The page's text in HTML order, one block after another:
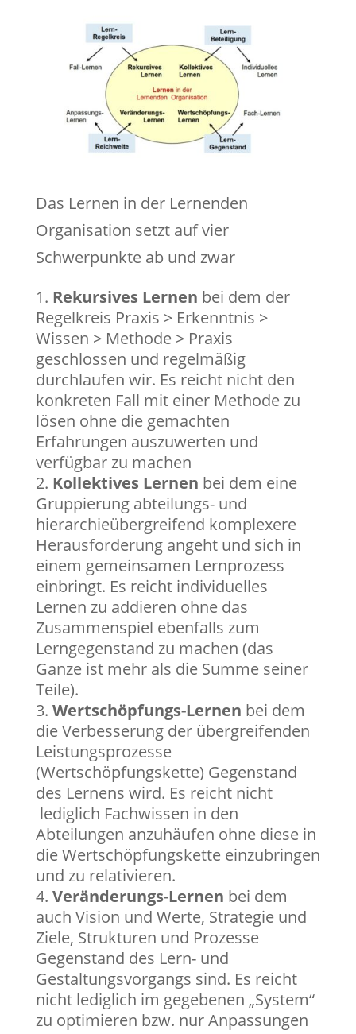
Das Lernen in der Lernenden
Organisation setzt auf vier
Schwerpunkte ab und zwar
Rekursives Lernen bei dem der
Regelkreis Praxis > Erkenntnis >
Wissen > Methode > Praxis
geschlossen und regelmäßig
durchlaufen wir. Es reicht nicht den
konkreten Fall mit einer Methode zu
lösen ohne die gemachten
Erfahrungen auszuwerten und
verfügbar zu machen
Kollektives Lernen bei dem eine
Gruppierung abteilungs- und
hierarchieübergreifend komplexere
Herausforderung angeht und sich in
einem gemeinsamen Lernprozess
einbringt. Es reicht individuelles
Lernen zu addieren ohne das
Zusammenspiel ebenfalls zum
Lerngegenstand zu machen (das
Ganze ist mehr als die Summe seiner
Teile).
Wertschöpfungs-Lernen bei dem
die Verbesserung der übergreifenden
Leistungsprozesse
(Wertschöpfungskette) Gegenstand
des Lernens wird. Es reicht nicht
lediglich Fachwissen in den
Abteilungen anzuhäufen ohne diese in
die Wertschöpfungskette einzubringen
und zu relativieren.
Veränderungs-Lernen bei dem
auch Vision und Werte, Strategie und
Ziele, Strukturen und Prozesse
Gegenstand des Lern- und
Gestaltungsvorgangs sind. Es reicht
nicht lediglich im gegebenen „System“
zu optimieren bzw. nur Anpassungen